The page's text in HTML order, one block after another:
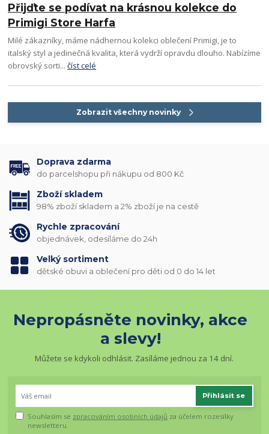
Přijďte se podívat na krásnou kolekce do
Primigi Store Harfa
Milé zákazníky, máme nádhernou kolekci oblečení Primigi, je to
italský styl a jedinečná kvalita, která vydrží opravdu dlouho. Nabízíme
obrovský sorti...číst celé
Zobrazit všechny novinky
Doprava zdarma
do parcelshopu při nákupu od 800 Kč
Zboží skladem
98% zboží skladem a 2% zboží je na cestě
Rychle zpracování
objednávek, odesíláme do 24h
Velký sortiment
dětské obuvi a oblečení pro děti od 0 do 14 let
Nepropásněte novinky, akce
a slevy!
Můžete se kdykoli odhlásit. Zasíláme jednou za 14 dní.
Přihlásit se
Souhlasím se zpracováním osobních údajů za účelem rozesílky
newsletteru.